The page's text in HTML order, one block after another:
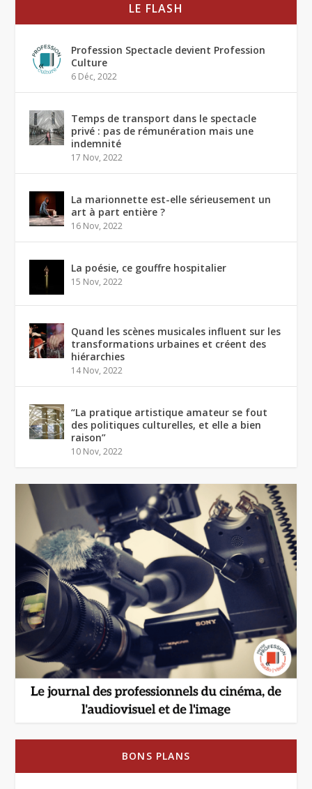
LE FLASH
Profession Spectacle devient Profession
Culture
6 Déc, 2022
Temps de transport dans le spectacle
privé : pas de rémunération mais une
indemnité
17 Nov, 2022
La marionnette est-elle sérieusement un
art à part entière ?
16 Nov, 2022
La poésie, ce gouffre hospitalier
15 Nov, 2022
Quand les scènes musicales influent sur les
transformations urbaines et créent des
hiérarchies
14 Nov, 2022
“La pratique artistique amateur se fout
des politiques culturelles, et elle a bien
raison”
10 Nov, 2022
BONS PLANS